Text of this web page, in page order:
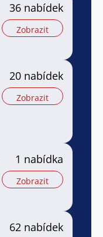
36 nabídek
Zobrazit
20 nabídek
Zobrazit
1 nabídka
Zobrazit
62 nabídek